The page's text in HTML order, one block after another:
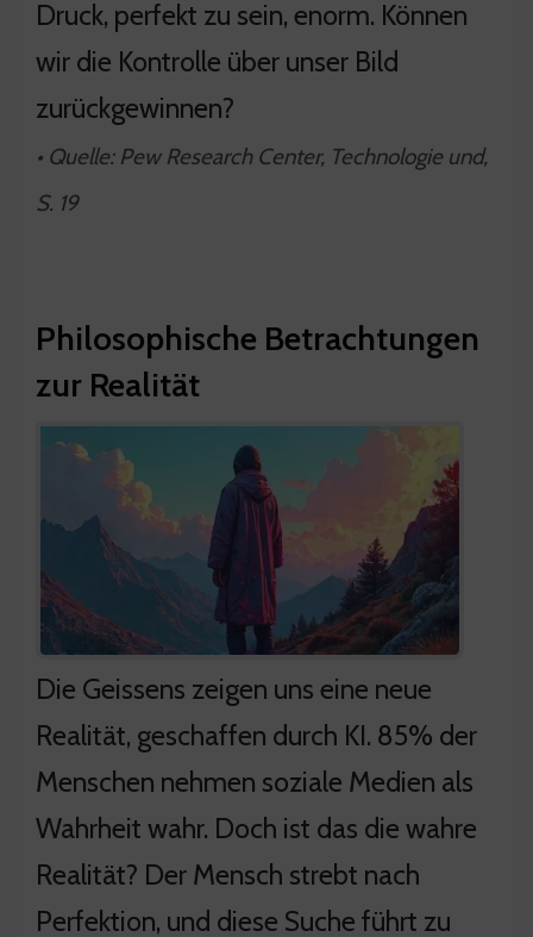
Druck, perfekt zu sein, enorm. Können
wir die Kontrolle über unser Bild
zurückgewinnen?
• Quelle: Pew Research Center, Technologie und,
S. 19
Philosophische Betrachtungen
zur Realität
Die Geissens zeigen uns eine neue
Realität, geschaffen durch KI. 85% der
Menschen nehmen soziale Medien als
Wahrheit wahr. Doch ist das die wahre
Realität? Der Mensch strebt nach
Perfektion, und diese Suche führt zu